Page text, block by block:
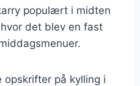
populært i midten
det blev en fast
opskrifter på kylling i